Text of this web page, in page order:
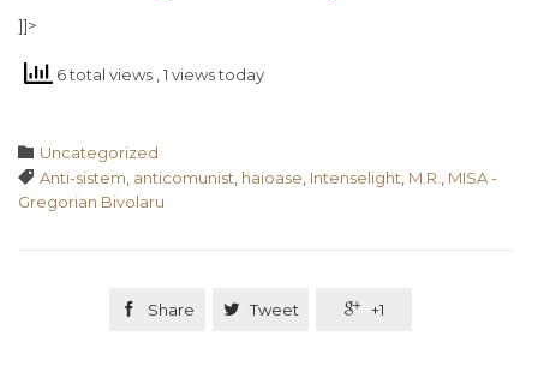
]]>
6 total views , 1 views today
 Category
Uncategorized
 Tags
Anti-sistem anticomunist haioase Intenselight M.R.
MISA -
Gregorian Bivolaru
 Share  Tweet  +1